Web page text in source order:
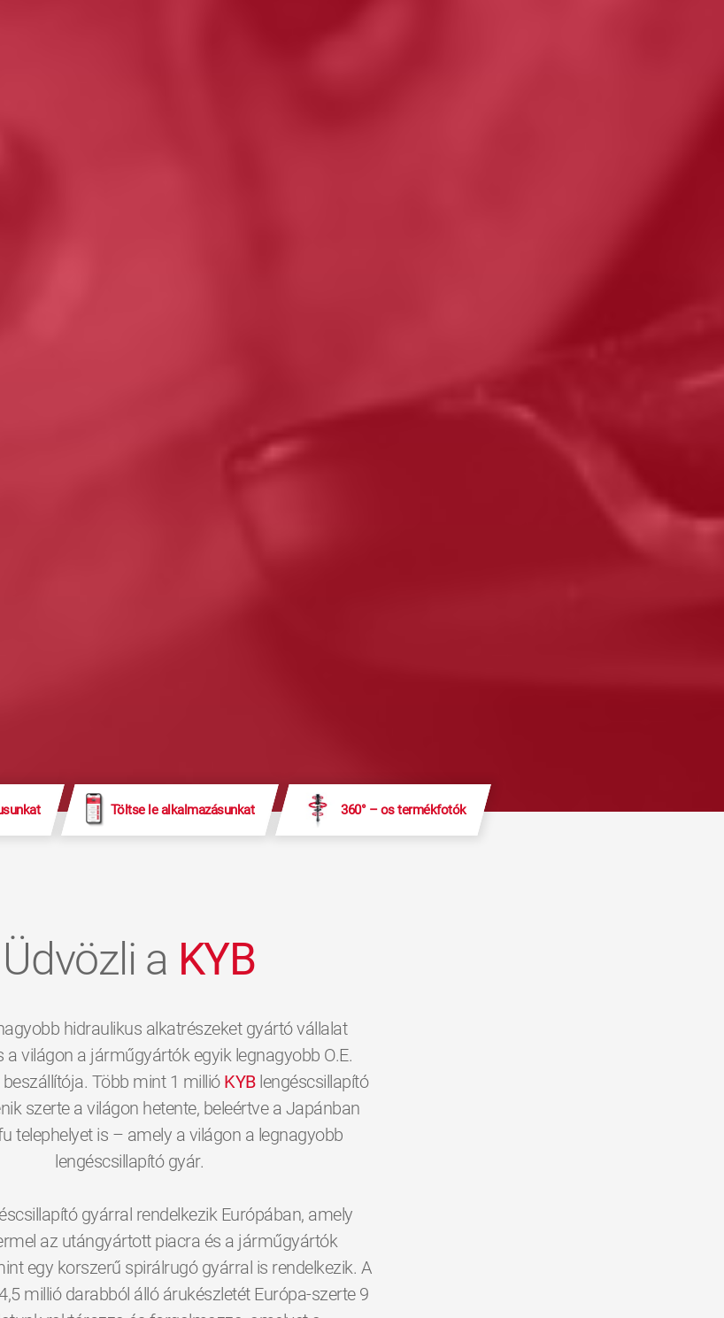
Töltse le alkalmazásunkat 360° – os termékfotók
Üdvözli a KYB
hidraulikus alkatrészeket gyártó vállalat
a világon a járműgyártók egyik legnagyobb O.E.
Több mint 1 millió KYBlengéscsillapító
szerte a világon hetente, beleértve a Japánban
telephelyet is – amely a világon a legnagyobb
lengéscsillapító gyár.
gyárral rendelkezik Európában, amely
az utángyártott piacra és a járműgyártók
egy korszerű spirálrugó gyárral is rendelkezik. A
millió darabból álló árukészletét Európa-szerte 9